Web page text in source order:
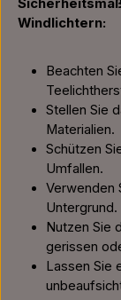
Windlichtern:
Beachten
Stellen Sie
Materialien.
Schützen
Umfallen.
Verwenden
Untergrund.
Nutzen Sie
gerissen
Lassen Sie